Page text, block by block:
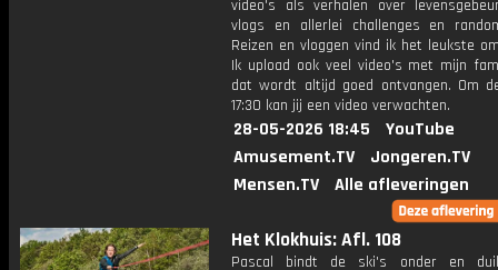
video's als verhalen over
vlogs en allerlei challenges en
Reizen en vloggen vind ik het leukste
Ik upload ook veel video's met mijn
dat wordt altijd goed ontvangen. Om
17:30 kan jij een video verwachten.
28-05-2026 18:45
YouTube
Amusement.TV
Jongeren.TV
Mensen.TV
Alle afleveringen
Het Klokhuis: Afl. 108
Pascal bindt de ski's onder en